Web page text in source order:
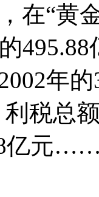
在“黄
年
税总
亿元